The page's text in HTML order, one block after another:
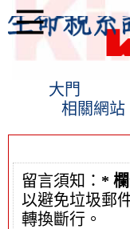
大門
相關網站
留言須知： *
以避免垃圾郵
轉換斷行。